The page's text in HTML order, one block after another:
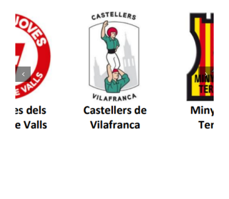
Els Castellers de Vilafranca unieixen tradició i
patrimoni en un viatge de colla a la Vall
d’Aran i a la Vall de Boí